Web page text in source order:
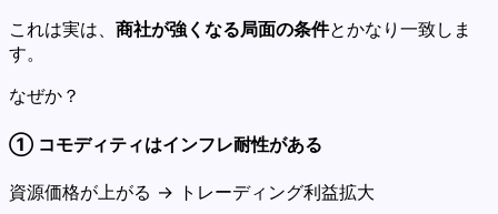
これは実は、 商社が強くなる局面の条件とかなり一致しま
す。
なぜか？
① コモディティはインフレ耐性がある
資源価格が上がる → トレーディング利益拡大